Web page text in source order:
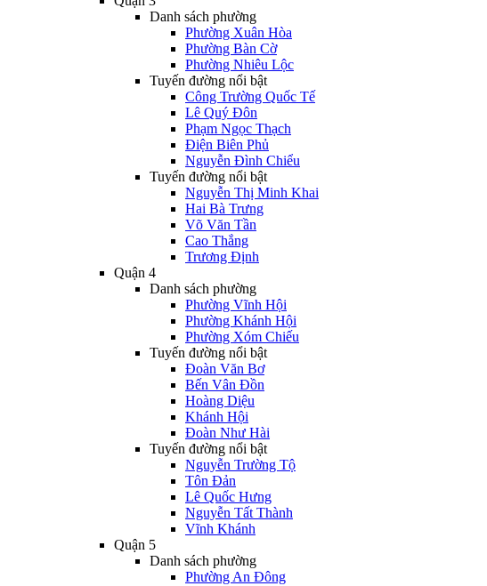
Danh sách phường
Phường Xuân Hòa
Phường Bàn Cờ
Phường Nhiêu Lộc
Tuyến đường nổi bật
Công Trường Quốc Tế
Lê Quý Đôn
Phạm Ngọc Thạch
Điện Biên Phủ
Nguyễn Đình Chiểu
Tuyến đường nổi bật
Nguyễn Thị Minh Khai
Hai Bà Trưng
Võ Văn Tần
Cao Thắng
Trương Định
Quận 4
Danh sách phường
Phường Vĩnh Hội
Phường Khánh Hội
Phường Xóm Chiếu
Tuyến đường nổi bật
Đoàn Văn Bơ
Bến Vân Đồn
Hoàng Diệu
Khánh Hội
Đoàn Như Hài
Tuyến đường nổi bật
Nguyễn Trường Tộ
Tôn Đản
Lê Quốc Hưng
Nguyễn Tất Thành
Vĩnh Khánh
Quận 5
Danh sách phường
Phường An Đông